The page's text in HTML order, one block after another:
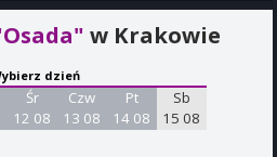
w Krakowie
dzień
Śr
12 08
Czw
13 08
Pt
14 08
Sb
15 08